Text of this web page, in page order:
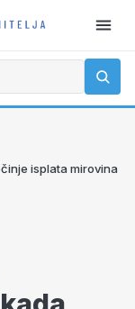
isplata mirovina